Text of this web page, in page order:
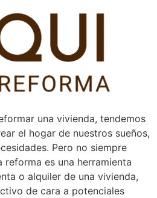
una vivienda, tendemos
el hogar de nuestros sueños,
Pero no siempre
reforma es una herramienta
o alquiler de una vivienda,
de cara a potenciales